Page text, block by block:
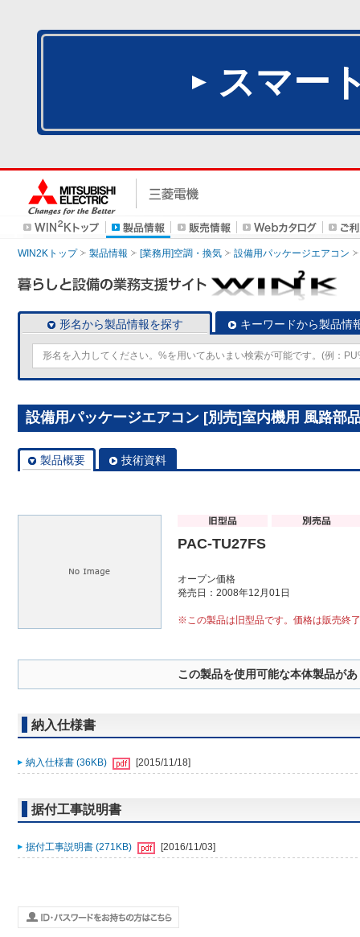
スマー
WIN2Kトップ 製品情報 [業務用]空調・換気 設備用パッケージエアコン
形名から製品情報を探す キーワードから製品情
設備用パッケージエアコン [別売]室内機用 風路部
製品概要 技術資料
PAC-TU27FS
オープン価格
発売日：2008年12月01日
※この製品は旧型品です。価格は販売終
この製品を使用可能な本体製品が
納入仕様書
納入仕様書 (36KB) [2015/11/18]
据付工事説明書
据付工事説明書 (271KB) [2016/11/03]